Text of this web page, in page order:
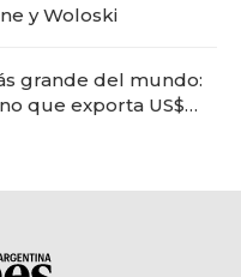
y Woloski
grande del mundo:
que exporta US$